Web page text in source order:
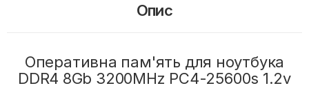
Опис
Оперативна пам'ять для ноутбука
DDR4 8Gb 3200MHz PC4-25600s 1.2v